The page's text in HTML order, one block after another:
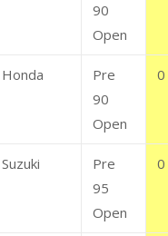
90
Open
Honda
Pre
90
Open
0
Suzuki
Pre
95
Open
0